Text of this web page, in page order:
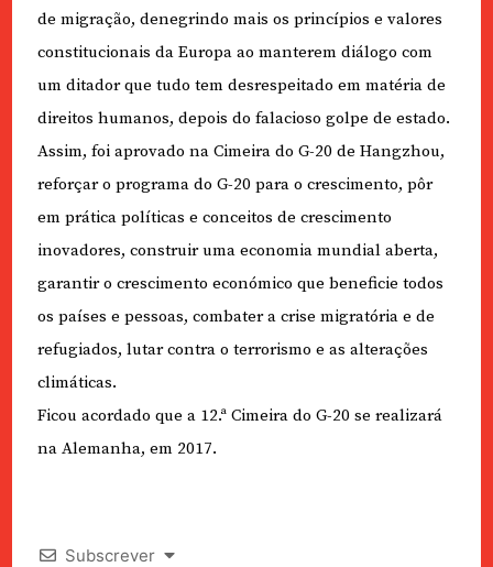
de migração, denegrindo mais os princípios e valores
constitucionais da Europa ao manterem diálogo com
um ditador que tudo tem desrespeitado em matéria de
direitos humanos, depois do falacioso golpe de estado.
Assim, foi aprovado na Cimeira do G-20 de Hangzhou,
reforçar o programa do G-20 para o crescimento, pôr
em prática políticas e conceitos de crescimento
inovadores, construir uma economia mundial aberta,
garantir o crescimento económico que beneficie todos
os países e pessoas, combater a crise migratória e de
refugiados, lutar contra o terrorismo e as alterações
climáticas.
Ficou acordado que a 12.ª Cimeira do G-20 se realizará
na Alemanha, em 2017.
Subscrever